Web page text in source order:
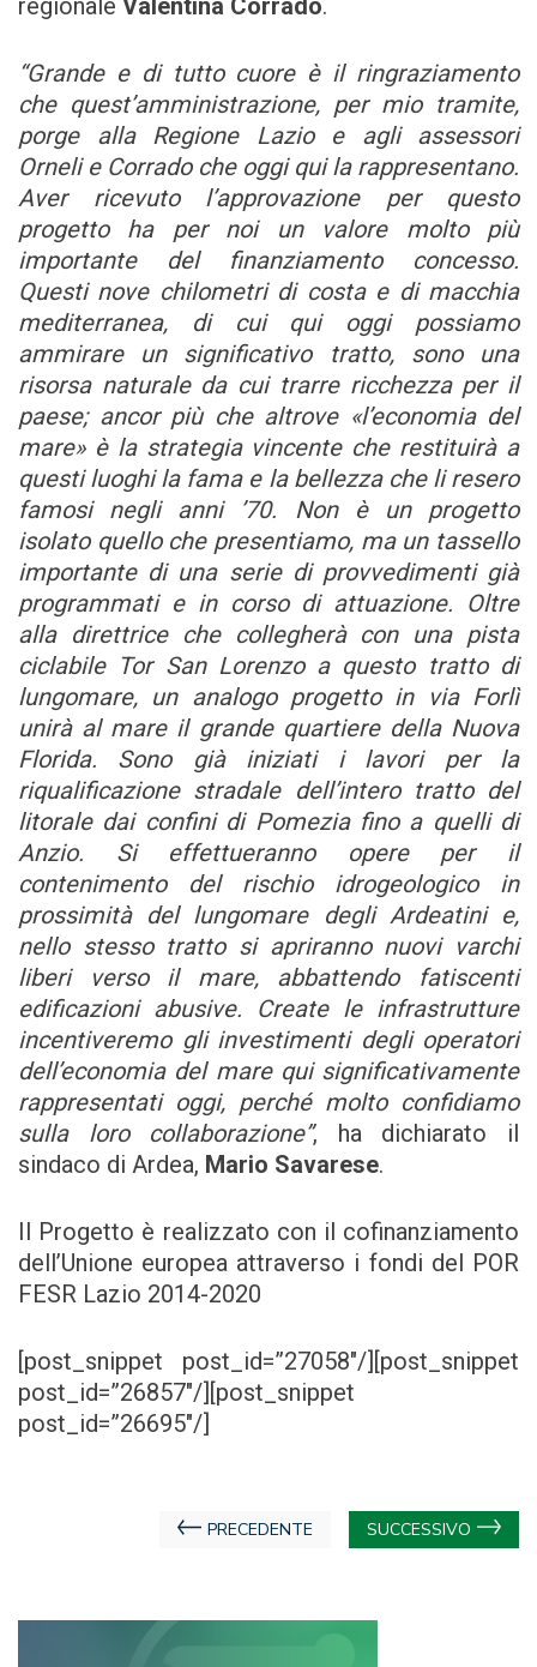
“Grande e di tutto cuore è il ringraziamento
che quest’amministrazione, per mio tramite,
porge alla Regione Lazio e agli assessori
Orneli e Corrado che oggi qui la rappresentano.
Aver ricevuto l’approvazione per questo
progetto ha per noi un valore molto più
importante del finanziamento concesso.
Questi nove chilometri di costa e di macchia
mediterranea, di cui qui oggi possiamo
ammirare un significativo tratto, sono una
risorsa naturale da cui trarre ricchezza per il
paese; ancor più che altrove «l’economia del
mare» è la strategia vincente che restituirà a
questi luoghi la fama e la bellezza che li resero
famosi negli anni ’70. Non è un progetto
isolato quello che presentiamo, ma un tassello
importante di una serie di provvedimenti già
programmati e in corso di attuazione. Oltre
alla direttrice che collegherà con una pista
ciclabile Tor San Lorenzo a questo tratto di
lungomare, un analogo progetto in via Forlì
unirà al mare il grande quartiere della Nuova
Florida. Sono già iniziati i lavori per la
riqualificazione stradale dell’intero tratto del
litorale dai confini di Pomezia fino a quelli di
Anzio. Si effettueranno opere per il
contenimento del rischio idrogeologico in
prossimità del lungomare degli Ardeatini e,
nello stesso tratto si apriranno nuovi varchi
liberi verso il mare, abbattendo fatiscenti
edificazioni abusive. Create le infrastrutture
incentiveremo gli investimenti degli operatori
dell’economia del mare qui significativamente
rappresentati oggi, perché molto confidiamo
sulla loro collaborazione”, ha dichiarato il
sindaco di Ardea, Mario Savarese.
Il Progetto è realizzato con il cofinanziamento
dell’Unione europea attraverso i fondi del POR
FESR Lazio 2014-2020
[post_snippet post_id=”27058″/][post_snippet
post_id=”26857″/][post_snippet
post_id=”26695″/]
Navigazione
PRECEDENTE SUCCESSIVO